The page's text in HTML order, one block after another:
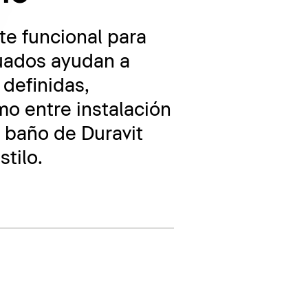
funcional para
ayudan a
definidas,
entre instalación
de Duravit